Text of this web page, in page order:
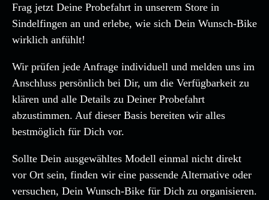
Frag jetzt Deine Probefahrt in unserem Store in
Sindelfingen an und erlebe, wie sich Dein Wunsch-Bike
wirklich anfühlt!
Wir prüfen jede Anfrage individuell und melden uns im
Anschluss persönlich bei Dir, um die Verfügbarkeit zu
klären und alle Details zu Deiner Probefahrt
abzustimmen. Auf dieser Basis bereiten wir alles
bestmöglich für Dich vor.
Sollte Dein ausgewähltes Modell einmal nicht direkt
vor Ort sein, finden wir eine passende Alternative oder
versuchen, Dein Wunsch-Bike für Dich zu organisieren.